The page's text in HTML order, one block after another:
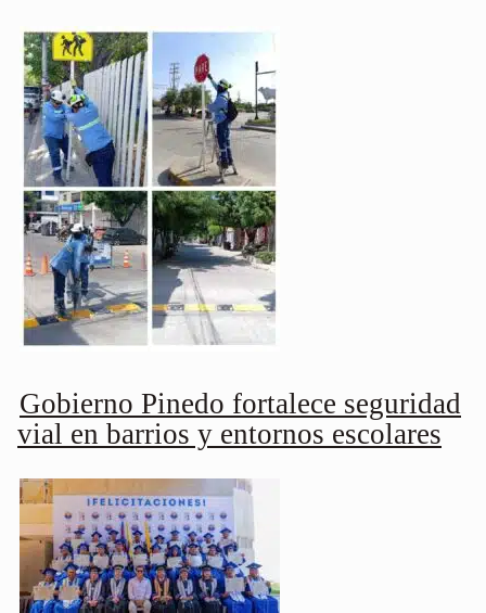
Gobierno Pinedo fortalece seguridad
vial en barrios y entornos escolares